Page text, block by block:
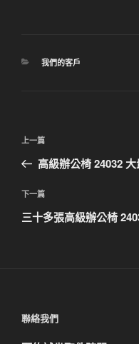
分
我們的客戶
文
導
覽
上
一
文
章
上一篇
高級辦公椅 24032
下
一
下一篇
三十多張高級辦公椅
聯絡我們